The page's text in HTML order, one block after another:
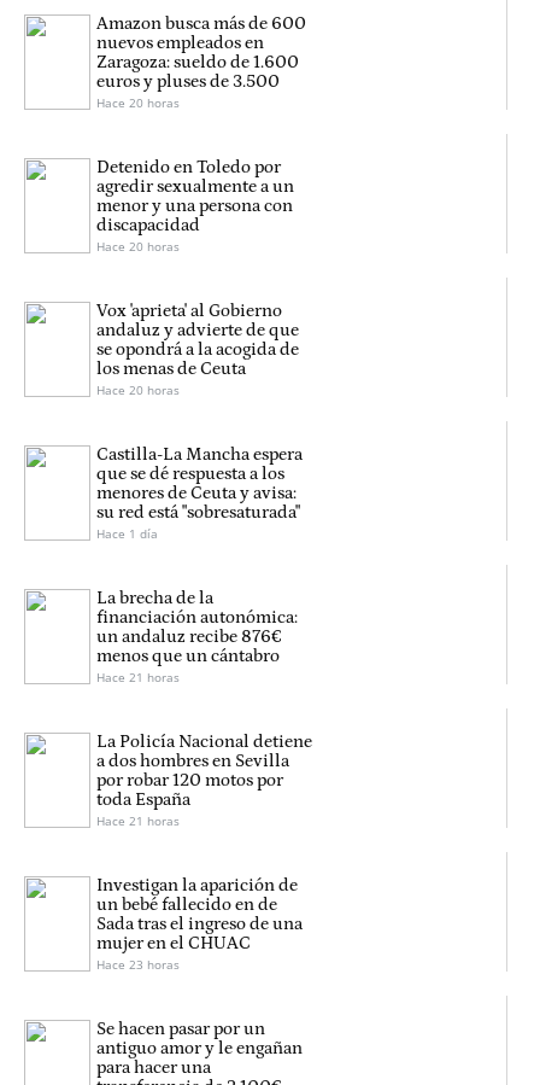
Amazon busca más de 600
nuevos empleados en
Zaragoza: sueldo de 1.600
euros y pluses de 3.500
Hace 20 horas
Detenido en Toledo por
agredir sexualmente a un
menor y una persona con
discapacidad
Hace 20 horas
Vox 'aprieta' al Gobierno
andaluz y advierte de que
se opondrá a la acogida de
los menas de Ceuta
Hace 20 horas
Castilla-La Mancha espera
que se dé respuesta a los
menores de Ceuta y avisa:
su red está "sobresaturada"
Hace 1 día
La brecha de la
financiación autonómica:
un andaluz recibe 876€
menos que un cántabro
Hace 21 horas
La Policía Nacional detiene
a dos hombres en Sevilla
por robar 120 motos por
toda España
Hace 21 horas
Investigan la aparición de
un bebé fallecido en de
Sada tras el ingreso de una
mujer en el CHUAC
Hace 23 horas
Se hacen pasar por un
antiguo amor y le engañan
para hacer una